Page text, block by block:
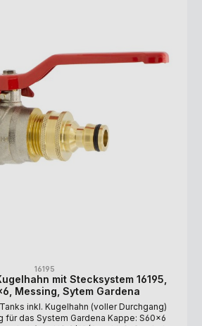
16195
mit Stecksystem 16195,
Messing, Sytem Gardena
inkl. Kugelhahn (voller Durchgang)
für das System Gardena Kappe: S60x6